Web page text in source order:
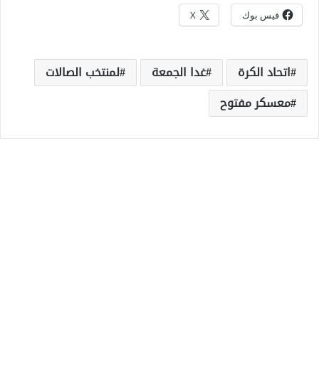
فيس بوك X
اتحاد الكرة غدا الجمعة
لمنتخب الصالات
معسكر مفتوح